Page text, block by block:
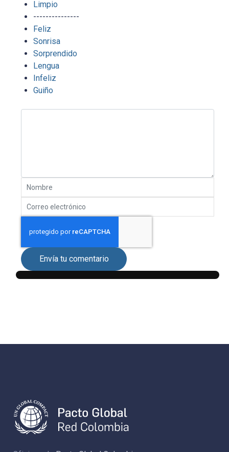
Limpio
---------------
Feliz
Sonrisa
Sorprendido
Lengua
Infeliz
Guiño
Envía tu comentario